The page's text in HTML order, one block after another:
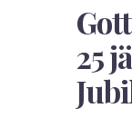
25